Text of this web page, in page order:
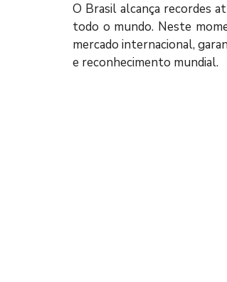
O Brasil alcança recordes
todo o mundo. Neste
mercado internacional,
e reconhecimento mundial.